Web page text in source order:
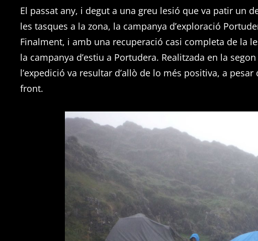
El passat any, i degut a una greu lesió que va patir un
les tasques a la zona, la campanya d’exploració
Finalment, i amb una recuperació casi completa de la
la campanya d’estiu a Portudera. Realitzada en la
l’expedició va resultar d’allò de lo més positiva, a
front.